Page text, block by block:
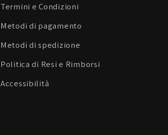
Termini e Condizioni
Metodi di pagamento
Metodi di spedizione
Politica di Resi e Rimborsi
Accessibilità